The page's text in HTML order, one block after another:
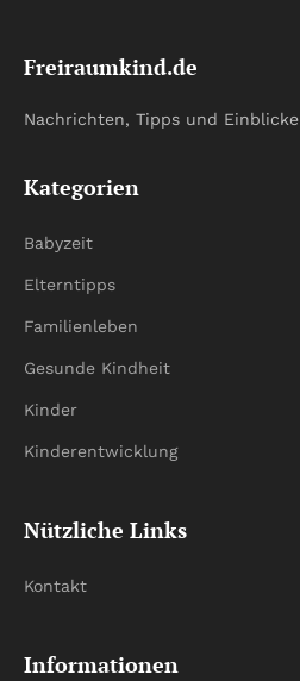
Freiraumkind.de
Nachrichten, Tipps und Einblicke
Kategorien
Babyzeit
Elterntipps
Familienleben
Gesunde Kindheit
Kinder
Kinderentwicklung
Nützliche Links
Kontakt
Informationen